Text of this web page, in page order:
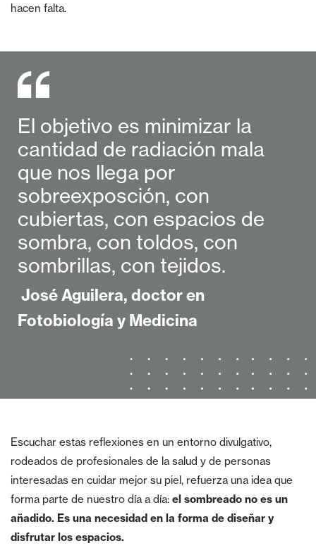
hacen falta.
El objetivo es minimizar la
cantidad de radiación mala
que nos llega por
sobreexposción, con
cubiertas, con espacios de
sombra, con toldos, con
sombrillas, con tejidos.
José Aguilera, doctor en
Fotobiología y Medicina
Escuchar estas reflexiones en un entorno divulgativo,
rodeados de profesionales de la salud y de personas
interesadas en cuidar mejor su piel, refuerza una idea que
forma parte de nuestro día a día: el sombreado no es un
añadido. Es una necesidad en la forma de diseñar y
disfrutar los espacios.